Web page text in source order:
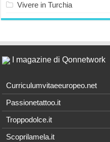
Vivere in Turchia
I magazine di Qonnetwork
Curriculumvitaeeuropeo.net
Passionetattoo.it
Troppodolce.it
Scoprilamela.it